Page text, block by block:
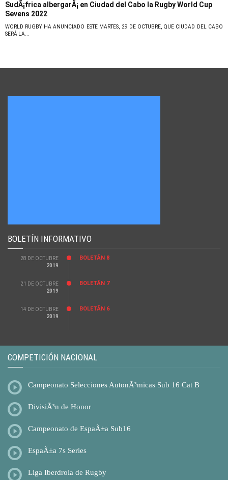
SudÃ¡frica albergarÃ¡ en Ciudad del Cabo la Rugby World Cup
Sevens 2022
WORLD RUGBY HA ANUNCIADO ESTE MARTES, 29 DE OCTUBRE, QUE CIUDAD DEL CABO
SERÁ LA...
BOLETÍN INFORMATIVO
28 DE OCTUBRE
2019
BOLETÃ­N 8
21 DE OCTUBRE
2019
BOLETÃ­N 7
14 DE OCTUBRE
2019
BOLETÃ­N 6
COMPETICIÓN NACIONAL
Campeonato Selecciones AutonÃ³micas Sub 16 Cat B
DivisiÃ³n de Honor
Campeonato de EspaÃ±a Sub16
EspaÃ±a 7s Series
Liga Iberdrola de Rugby